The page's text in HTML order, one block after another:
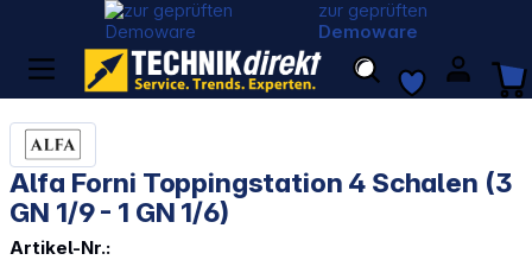
zur geprüften
Demoware
Alfa Forni Toppingstation 4 Schalen (3
GN 1/9 - 1 GN 1/6)
Artikel-Nr.: